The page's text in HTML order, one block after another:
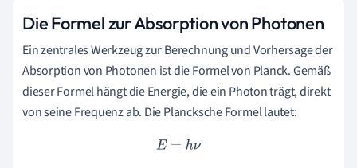
Die Formel zur Absorption von Photonen
Ein zentrales Werkzeug zur Berechnung und Vorhersage der
Absorption von Photonen ist die Formel von Planck. Gemäß
dieser Formel hängt die Energie, die ein Photon trägt, direkt
von seine Frequenz ab. Die Plancksche Formel lautet:
E=h ν